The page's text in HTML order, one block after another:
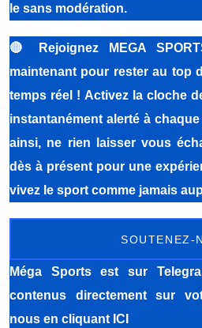
le sans modération.
🔴
Rejoignez MEGA
maintenant pour rester au top
temps réel ! Activez la cloche
instantanément alerté à
ainsi, ne rien laisser vous
dès à présent pour une
vivez le sport comme jamais
SOUTENEZ-
Méga Sportsest sur
contenus directement sur
nous en cliquant ICI